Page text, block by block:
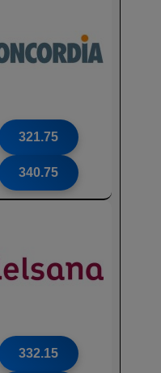
321.75
340.75
332.15